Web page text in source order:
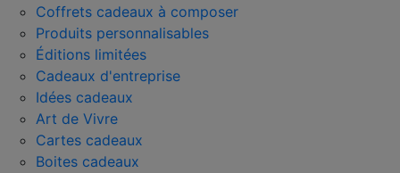
Coffrets cadeaux à composer
Produits personnalisables
Éditions limitées
Cadeaux d'entreprise
Idées cadeaux
Art de Vivre
Cartes cadeaux
Boites cadeaux